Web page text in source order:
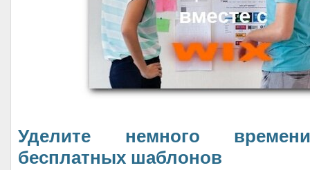
Уделите немного
бесплатных шаблонов